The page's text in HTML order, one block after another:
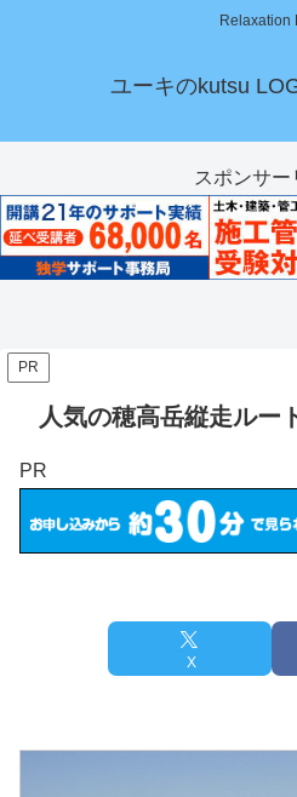
Relaxation
ユーキのkutsu
スポンサー
PR
人気の穂高岳縦走ルー
PR
X